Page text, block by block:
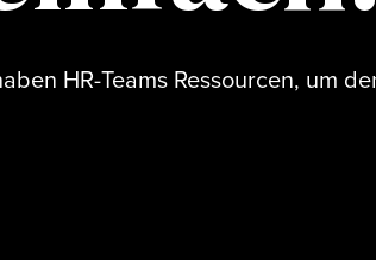
HR-Teams Ressourcen, um